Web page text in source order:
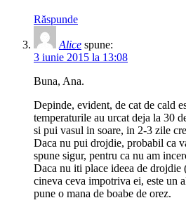
Răspunde
Alice spune:
3 iunie 2015 la 13:08
Buna, Ana.
Depinde, evident, de cat de cald
temperaturile au urcat deja la 30
si pui vasul in soare, in 2-3 zile
Daca nu pui drojdie, probabil ca
spune sigur, pentru ca nu am
Daca nu iti place ideea de drojdie
cineva ceva impotriva ei, este un
pune o mana de boabe de orez.